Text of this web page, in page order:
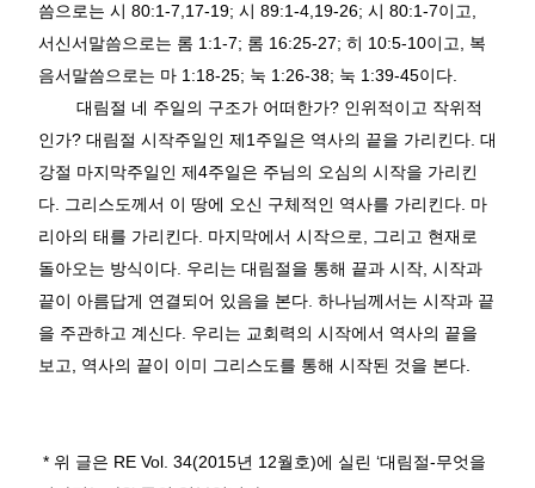
씀으로는 시 80:1-7,17-19; 시 89:1-4,19-26; 시 80:1-7이고
서신서말씀으로는 롬 1:1-7; 롬 16:25-27; 히 10:5-10이고
복
음서말씀으로는 마 1:18-25; 눅 1:26-38; 눅 1:39-45이다
대림절 네 주일의 구조가 어떠한가? 인위적이고 작위적
인가? 대림절 시작주일인 제1 주일은 역사의 끝을 가리킨다 대
강절 마지막주일인 제4주일은 주님의 오심의 시작을 가리킨
다
그리스도께서 이 땅에 오신 구체적인 역사를 가리킨다 마
리아의 태를 가리킨다 마지막에서 시작으로
그리고 현재로
돌아오는 방식이다 우리는 대림절을 통해 끝과 시작 시작과
끝이 아름답게 연결되어 있음을 본다 하나님께서는 시작과 끝
을 주관하고 계신다 우리는 교회력의 시작에서 역사의 끝을
보고
역사의 끝이 이미 그리스도를 통해 시작된 것을 본다
* 위 글은 RE Vol. 34(2015년 12월호)에 실린 ‘대림절-무엇을